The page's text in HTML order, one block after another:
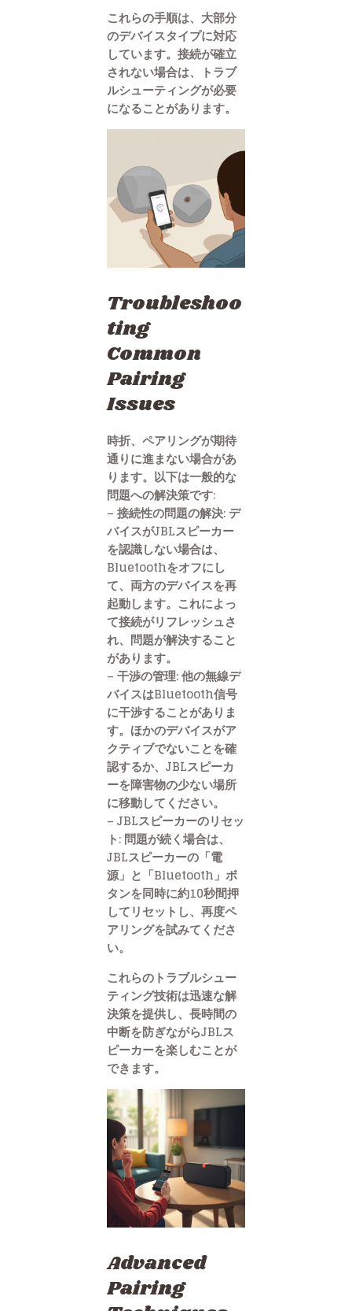
これらの手順は、大部分
のデバイスタイプに対応
しています。接続が確立
されない場合は、トラブ
ルシューティングが必要
になることがあります。
Troubleshoo
ting
Common
Pairing
Issues
時折、ペアリングが期待
通りに進まない場合があ
ります。以下は一般的な
問題への解決策です:
– 接続性の問題の解決: デ
バイスがJBLスピーカー
を認識しない場合は、
Bluetoothをオフにし
て、両方のデバイスを再
起動します。これによっ
て接続がリフレッシュさ
れ、問題が解決すること
があります。
– 干渉の管理: 他の無線デ
バイスはBluetooth信号
に干渉することがありま
す。ほかのデバイスがア
クティブでないことを確
認するか、JBLスピーカ
ーを障害物の少ない場所
に移動してください。
– JBLスピーカーのリセッ
ト: 問題が続く場合は、
JBLスピーカーの「電
源」と「Bluetooth」ボ
タンを同時に約10秒間押
してリセットし、再度ペ
アリングを試みてくださ
い。
これらのトラブルシュー
ティング技術は迅速な解
決策を提供し、長時間の
中断を防ぎながらJBLス
ピーカーを楽しむことが
できます。
Advanced
Pairing